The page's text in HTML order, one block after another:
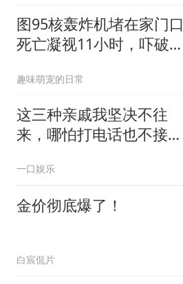
图95核轰炸机堵在家门口
死亡凝视11小时，吓破胆
趣味萌宠的日常
这三种亲戚我坚决不往
来，哪怕打电话也不接，
一口娱乐
金价彻底爆了！
白宸侃片